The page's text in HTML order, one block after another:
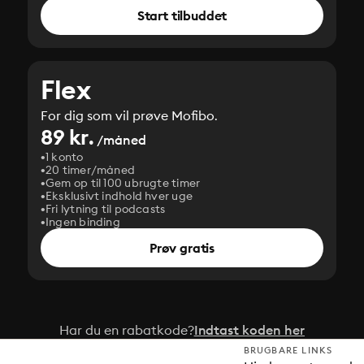
Start tilbuddet
Flex
For dig som vil prøve Mofibo.
89 kr. /måned
1 konto
20 timer/måned
Gem op til 100 ubrugte timer
Eksklusivt indhold hver uge
Fri lytning til podcasts
Ingen binding
Prøv gratis
Har du en rabatkode?Indtast koden her
BRUGBARE LINKS